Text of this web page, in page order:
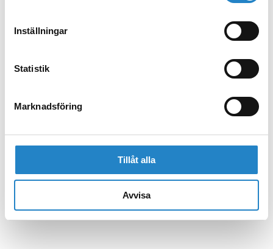
Inställningar
Statistik
Marknadsföring
Tillåt alla
Avvisa